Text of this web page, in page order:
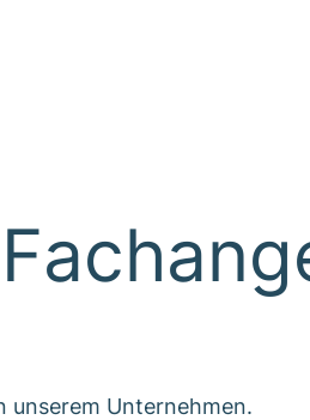
unserem Unternehmen.